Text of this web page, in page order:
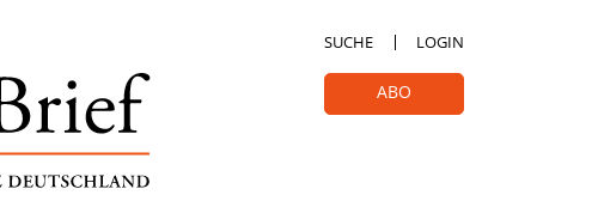
SUCHE LOGIN
ABO